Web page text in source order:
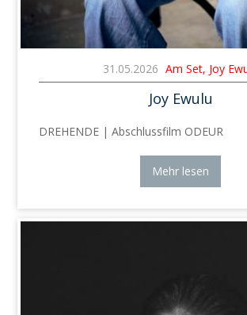
31.05.2026 Am Set, Joy
Joy Ewulu
DREHENDE | Abschlussfilm ODEUR
Mehr lesen